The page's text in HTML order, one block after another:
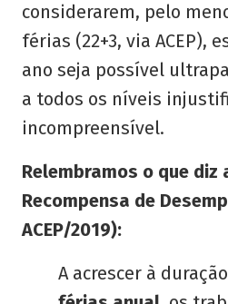
considerarem, pelo
férias (22+3, via ACEP),
ano seja possível
a todos os níveis
incompreensível.
Relembramos o que diz
Recompensa de
ACEP/2019):
A acrescer à